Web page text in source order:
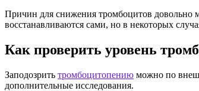
Причин для снижения тромбоцитов довольно
восстанавливаются сами, но в некоторых
Как проверить уровень
Заподозрить тромбоцитопению можно по
дополнительные исследования.